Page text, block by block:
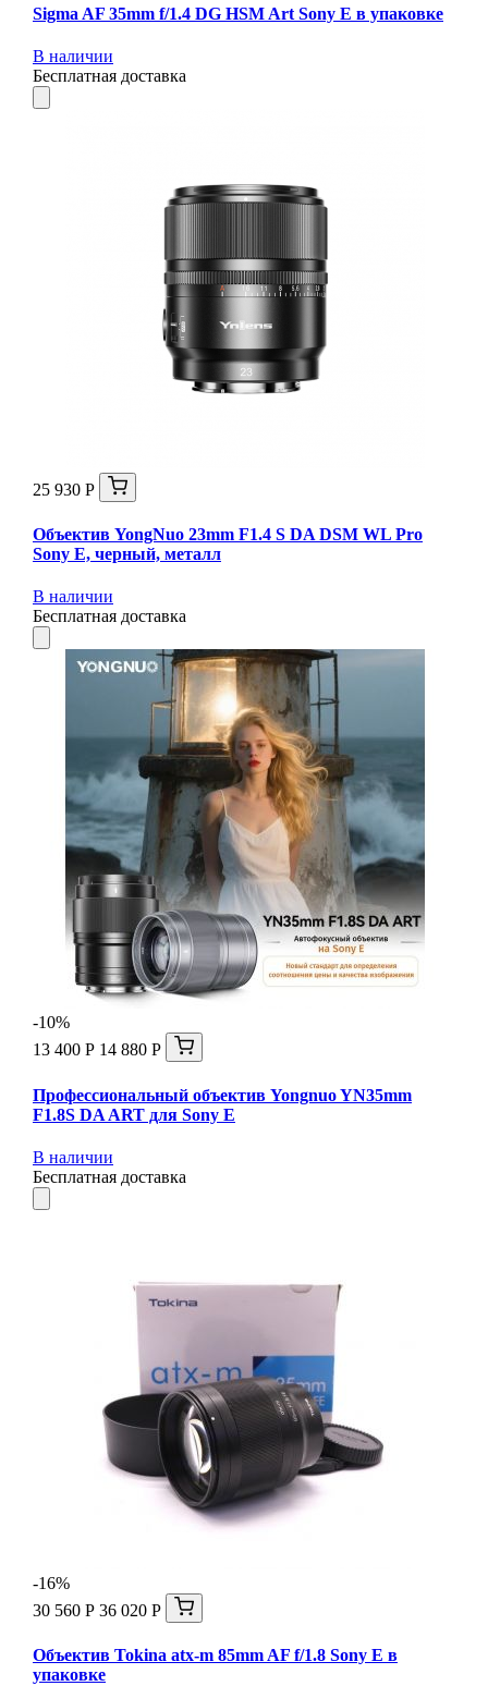
Sigma AF 35mm f/1.4 DG HSM Art Sony E в упаковке
В наличии
Бесплатная доставка
25 930 Р
Объектив YongNuo 23mm F1.4 S DA DSM WL Pro
Sony E, черный, металл
В наличии
Бесплатная доставка
-10%
13 400 Р 14 880 Р
Профессиональный объектив Yongnuo YN35mm
F1.8S DA ART для Sony E
В наличии
Бесплатная доставка
-16%
30 560 Р 36 020 Р
Объектив Tokina atx-m 85mm AF f/1.8 Sony E в
упаковке